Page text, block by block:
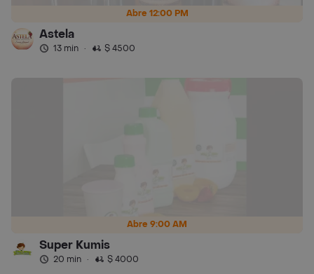
Abre 12:00 PM
Astela
13 min · $ 4500
Abre 9:00 AM
Super Kumis
20 min · $ 4000